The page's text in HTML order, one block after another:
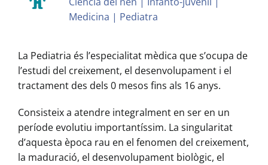
Medicina | Pediatra
La Pediatria és l’especialitat mèdica que s’ocupa de
l’estudi del creixement, el desenvolupament i el
tractament des dels 0 mesos fins als 16 anys.
Consisteix a atendre integralment en ser en un
període evolutiu importantíssim. La singularitat
d’aquesta època rau en el fenomen del creixement,
la maduració, el desenvolupament biològic, el